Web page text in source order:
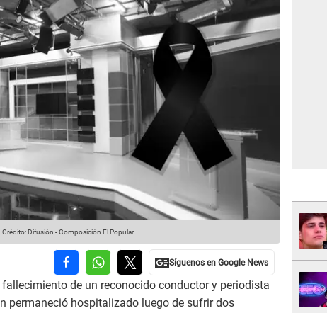
Crédito: Difusión - Composición El Popular
de un reconocido conductor y periodista
permaneció hospitalizado luego de sufrir dos